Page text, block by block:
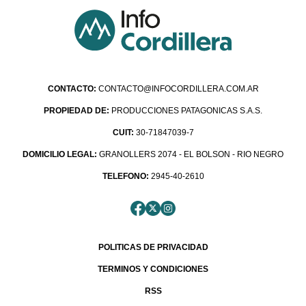
CONTACTO: CONTACTO@INFOCORDILLERA.COM.AR
PROPIEDAD DE: PRODUCCIONES PATAGONICAS S.A.S.
CUIT: 30-71847039-7
DOMICILIO LEGAL: GRANOLLERS 2074 - EL BOLSON - RIO NEGRO
TELEFONO: 2945-40-2610
POLITICAS DE PRIVACIDAD
TERMINOS Y CONDICIONES
RSS